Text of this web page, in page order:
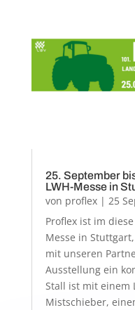
25. September
LWH-Messe in
von proflex| 25
Proflex ist im
Messe in
mit unseren
Ausstellung ein
Stall ist mit einem
Mistschieber,